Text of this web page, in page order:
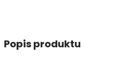
Popis produktu